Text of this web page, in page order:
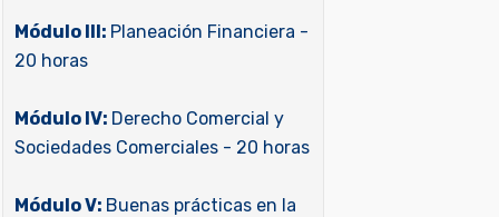
Módulo III: Planeación Financiera -
20 horas
Módulo IV: Derecho Comercial y
Sociedades Comerciales - 20 horas
Módulo V: Buenas prácticas en la